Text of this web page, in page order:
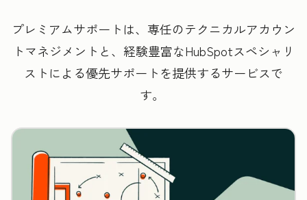
プレミアムサポートは、専任のテクニカルアカウン
トマネジメントと、経験豊富なHubSpotスペシャリ
ストによる優先サポートを提供するサービスで
す。